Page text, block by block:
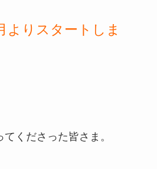
よりスタートしま
くださった皆さま。